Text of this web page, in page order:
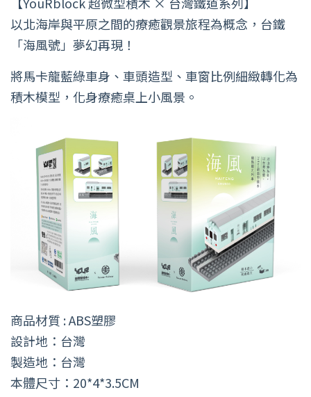
以北海岸與平原之間的療癒觀景旅程為概念，台鐵
「海風號」夢幻再現！
將馬卡龍藍綠車身、車頭造型、車窗比例細緻轉化為
積木模型，化身療癒桌上小風景。
商品材質 : ABS塑膠
設計地：台灣
製造地：台灣
本體尺寸：20*4*3.5CM